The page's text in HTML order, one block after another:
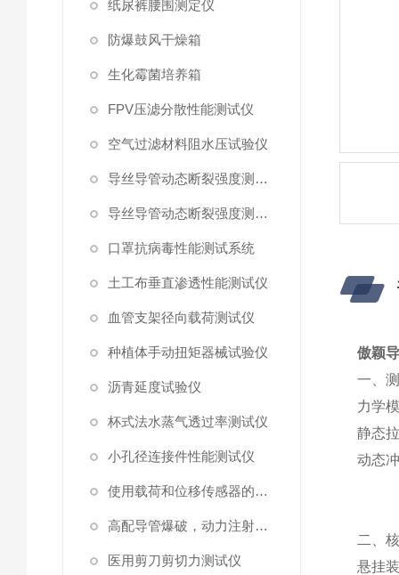
纸尿裤腰围测定仪
防爆鼓风干燥箱
生化霉菌培养箱
FPV压滤分散性能测试仪
空气过滤材料阻水压试验仪
导丝导管动态断裂强度测试仪 （峰值拉力）
导丝导管动态断裂强度测试仪
口罩抗病毒性能测试系统
土工布垂直渗透性能测试仪
血管支架径向载荷测试仪
种植体手动扭矩器械试验仪
沥青延度试验仪
杯式法水蒸气透过率测试仪
小孔径连接件性能测试仪
使用载荷和位移传感器的塑料高速穿刺特性测试仪
高配导管爆破，动力注射中流量及压力测试仪
医用剪刀剪切力测试仪
傲颖
一、
力学
静态
动态
二、
悬挂